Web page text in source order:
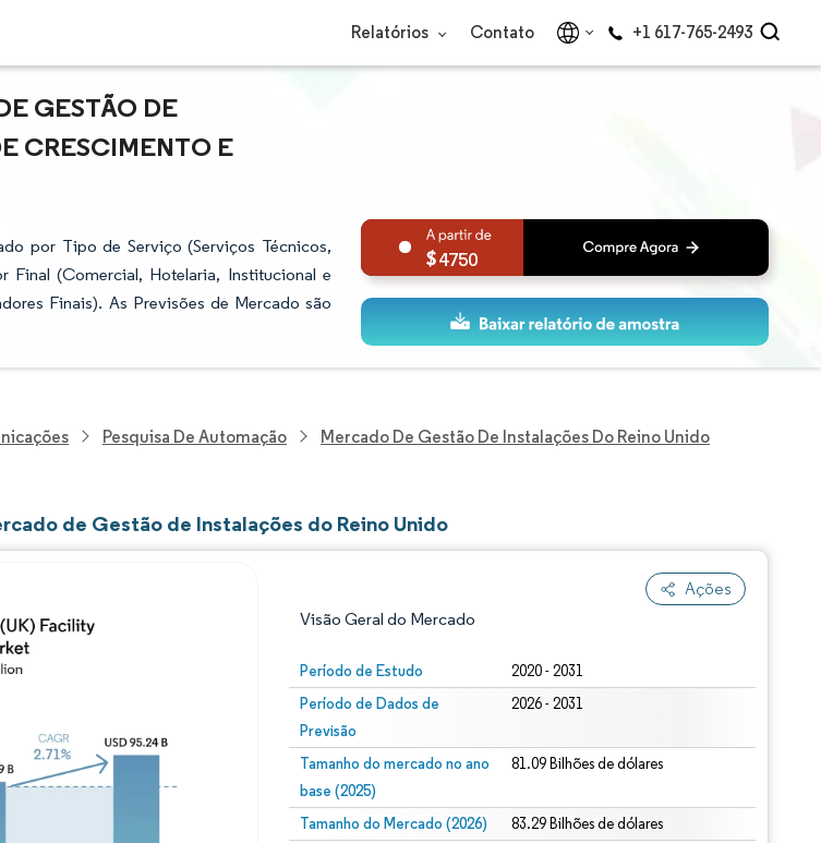
Relatórios Contato +1 617-765-2493
GESTÃO DE
CRESCIMENTO E
por Tipo de Serviço (Serviços Técnicos,
Final (Comercial, Hotelaria, Institucional e
Finais). As Previsões de Mercado são
4750
Pesquisa De Automação Mercado De Gestão De Instalações Do Reino Unido
de Gestão de Instalações do Reino Unido
Ações
Visão Geral do Mercado
Período de Estudo 2020 - 2031
Período de Dados de
Previsão
2026 - 2031
Tamanho do mercado no ano
base (2025)
81.09 Bilhões de dólares
Tamanho do Mercado (2026) 83.29 Bilhões de dólares
Imagem © Mordor Intelligence. O reuso requer atribuição conforme CC BY 4.0.